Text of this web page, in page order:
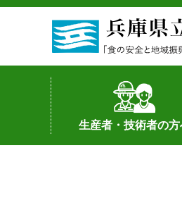
生産者・技術者の方
土地利用型作物
野菜
果樹・花き
加工・流通
経営･現地情報
環境病害虫
畜産
森林林業
水産
基幹種雄牛の紹介